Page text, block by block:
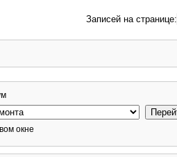
Записей на странице:
окне